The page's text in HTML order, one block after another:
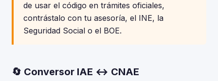
de usar el código en trámites oficiales,
contrástalo con tu asesoría, el INE, la
Seguridad Social o el BOE.
🔄 Conversor IAE ↔ CNAE